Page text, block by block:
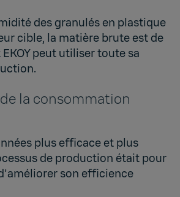
des granulés en plastique
cible, la matière brute est de
peut utiliser toute sa
la consommation
plus efficace et plus
de production était pour
son efficience